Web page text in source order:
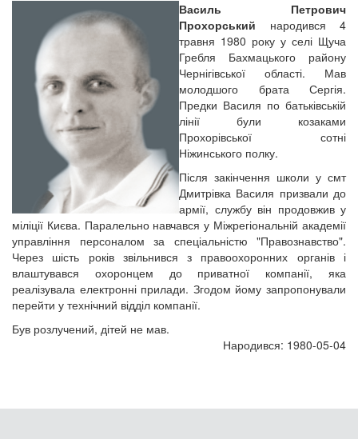
Василь Петрович
Прохорський народився 4
травня 1980 року у селі Щуча
Гребля Бахмацького району
Чернігівської області. Мав
молодшого брата Сергія.
Предки Василя по батьківській
лінії були козаками
Прохорівської сотні
Ніжинського полку.
Після закінчення школи у смт
Дмитрівка Василя призвали до
армії, службу він продовжив у
міліції Києва. Паралельно навчався у Міжрегіональній академії
управління персоналом за спеціальністю "Правознавство".
Через шість років звільнився з правоохоронних органів і
влаштувався охоронцем до приватної компанії, яка
реалізувала електронні прилади. Згодом йому запропонували
перейти у технічний відділ компанії.
Був розлучений, дітей не мав.
Народився: 1980-05-04